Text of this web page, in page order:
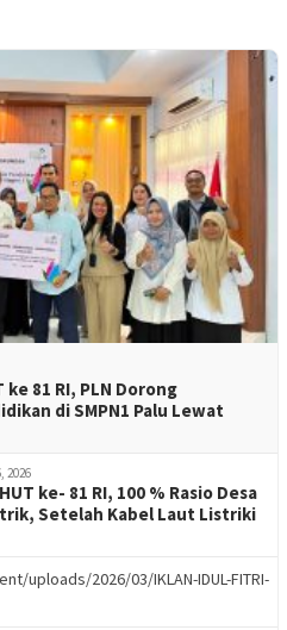
ke 81 RI, PLN Dorong
di SMPN1 Palu Lewat
2026
ke- 81 RI, 100 % Rasio Desa
Setelah Kabel Laut Listriki
uploads/2026/03/IKLAN-IDUL-FITRI-